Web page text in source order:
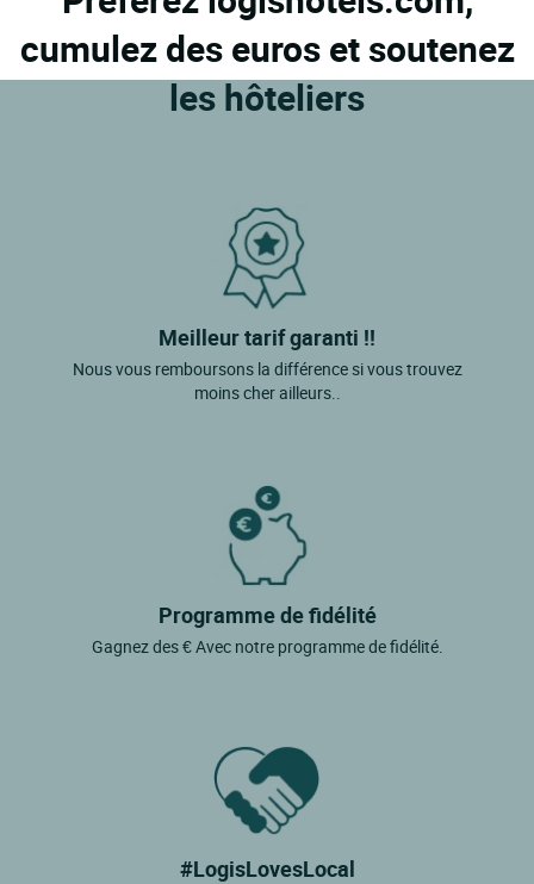
Camelas
Canet En Roussillon
Collioure
cumulez des euros et soutenez
les hôteliers
Meilleur tarif garanti !!
Nous vous remboursons la différence si vous trouvez
moins cher ailleurs..
Programme de fidélité
Gagnez des € Avec notre programme de fidélité.
#LogisLovesLocal